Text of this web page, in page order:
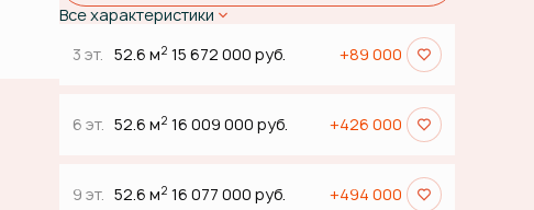
Все характеристики
3 эт. 52.6 м2 15 672 000 руб. +89 000
6 эт. 52.6 м2 16 009 000 руб. +426 000
9 эт. 52.6 м2 16 077 000 руб. +494 000